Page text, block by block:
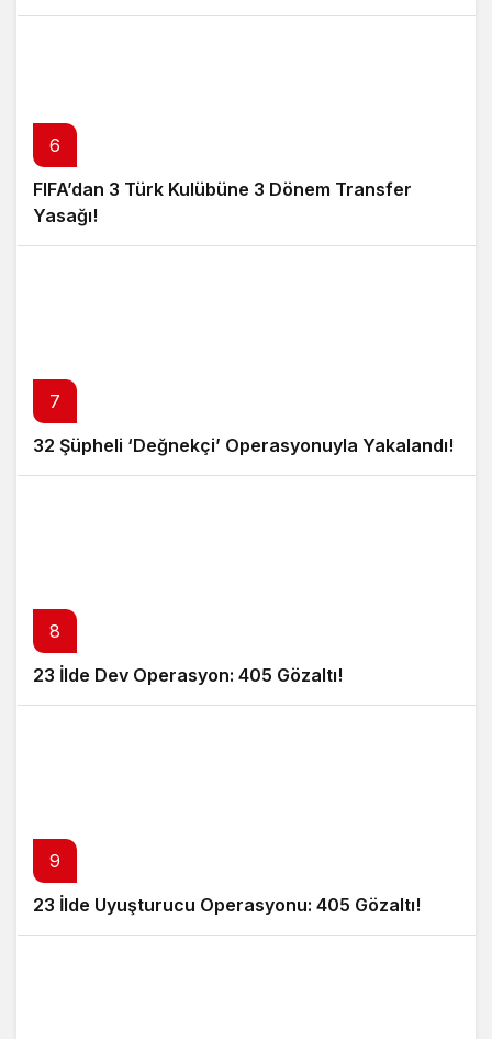
6
FIFA’dan 3 Türk Kulübüne 3 Dönem Transfer
Yasağı!
7
32 Şüpheli ‘Değnekçi’ Operasyonuyla Yakalandı!
8
23 İlde Dev Operasyon: 405 Gözaltı!
9
23 İlde Uyuşturucu Operasyonu: 405 Gözaltı!